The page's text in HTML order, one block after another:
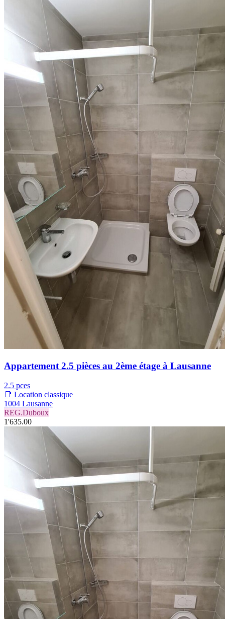
Appartement 2.5 pièces au 2ème étage à Lausanne
2.5 pces
📑 Location classique
1004 Lausanne
REG.Duboux
1'635.00